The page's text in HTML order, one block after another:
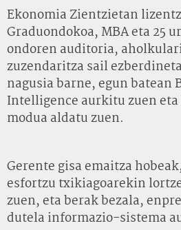
Ekonomia Zientzietan
Graduondokoa, MBA eta 25
ondoren auditoria,
zuzendaritza sail
nagusia barne, egun batean
Intelligence aurkitu zuen
modua aldatu zuen.
Gerente gisa emaitza
esfortzu txikiagoarekin
zuen, eta berak bezala,
dutela informazio-sistema